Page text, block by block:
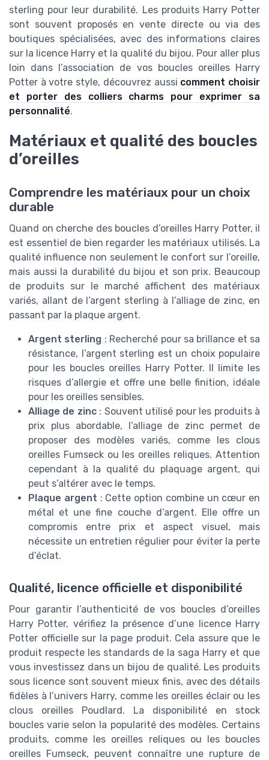
sterling pour leur durabilité. Les produits Harry Potter
sont souvent proposés en vente directe ou via des
boutiques spécialisées, avec des informations claires
sur la licence Harry et la qualité du bijou. Pour aller plus
loin dans l’association de vos boucles oreilles Harry
Potter à votre style, découvrez aussi comment choisir
et porter des colliers charms pour exprimer sa
personnalité.
Matériaux et qualité des boucles
d’oreilles
Comprendre les matériaux pour un choix
durable
Quand on cherche des boucles d’oreilles Harry Potter, il
est essentiel de bien regarder les matériaux utilisés. La
qualité influence non seulement le confort sur l’oreille,
mais aussi la durabilité du bijou et son prix. Beaucoup
de produits sur le marché affichent des matériaux
variés, allant de l’argent sterling à l’alliage de zinc, en
passant par la plaque argent.
Argent sterling : Recherché pour sa brillance et sa
résistance, l’argent sterling est un choix populaire
pour les boucles oreilles Harry Potter. Il limite les
risques d’allergie et offre une belle finition, idéale
pour les oreilles sensibles.
Alliage de zinc: Souvent utilisé pour les produits à
prix plus abordable, l’alliage de zinc permet de
proposer des modèles variés, comme les clous
oreilles Fumseck ou les oreilles reliques. Attention
cependant à la qualité du plaquage argent, qui
peut s’altérer avec le temps.
Plaque argent : Cette option combine un cœur en
métal et une fine couche d’argent. Elle offre un
compromis entre prix et aspect visuel, mais
nécessite un entretien régulier pour éviter la perte
d’éclat.
Qualité, licence officielle et disponibilité
Pour garantir l’authenticité de vos boucles d’oreilles
Harry Potter, vérifiez la présence d’une licence Harry
Potter officielle sur la page produit. Cela assure que le
produit respecte les standards de la saga Harry et que
vous investissez dans un bijou de qualité. Les produits
sous licence sont souvent mieux finis, avec des détails
fidèles à l’univers Harry, comme les oreilles éclair ou les
clous oreilles Poudlard. La disponibilité en stock
boucles varie selon la popularité des modèles. Certains
produits, comme les oreilles reliques ou les boucles
oreilles Fumseck, peuvent connaître une rupture de